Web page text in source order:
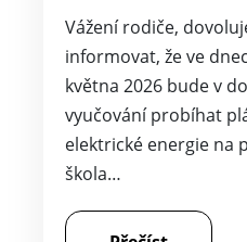
Vážení rodiče,
informovat, že ve
května 2026 bude v
vyučování probíhat
elektrické energie na
škola…